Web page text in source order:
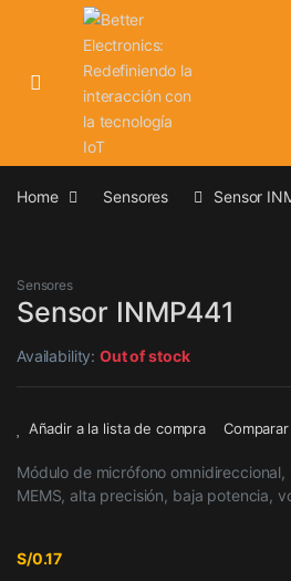
Skip to navigation
Skip to content
Home Sensores Sensor
Sensores
Sensor INMP441
Availability:Out of stock
Añadir a la lista de compra Comparar
Módulo de micrófono omnidireccional,
MEMS, alta precisión, baja potencia,
S/0.17